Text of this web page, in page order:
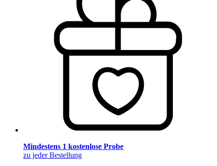
Mindestens 1 kostenlose Probe
zu jeder Bestellung